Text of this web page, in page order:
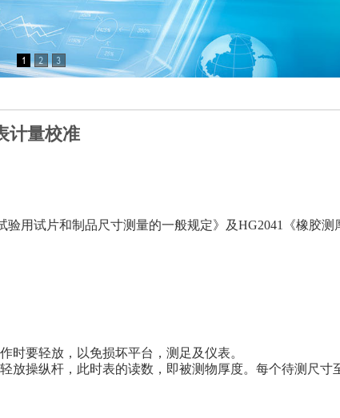
计量校准
用试片和制品尺寸测量的一般规定》及HG2041《橡胶
时要轻放，以免损坏平台，测足及仪表。
操纵杆，此时表的读数，即被测物厚度。每个待测尺寸